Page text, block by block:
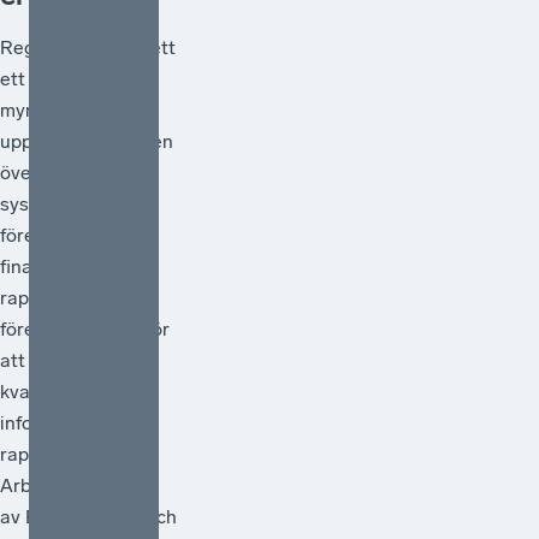
Regeringen har gett
ett antal
myndigheter i
uppdrag att göra en
översyn av
systemet för
företagens
finansiella
rapportering och
föreslå åtgärder för
att förstärka
kvaliteten i den
information som
rapporteras.
Arbetet ska ledas
av Bolagsverket och